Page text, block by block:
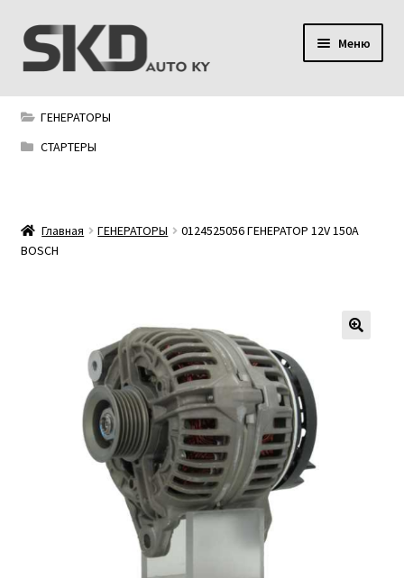
Перейти
навигации
Перейти
содержимому
Меню
SKD AUTO KY
Условия поставки
Мой аккаунт
Политика конфиденциальности
ГЕНЕРАТОРЫ
СТАРТЕРЫ
Главная ГЕНЕРАТОРЫ
0124525056 ГЕНЕРАТОР 12V 150A
BOSCH